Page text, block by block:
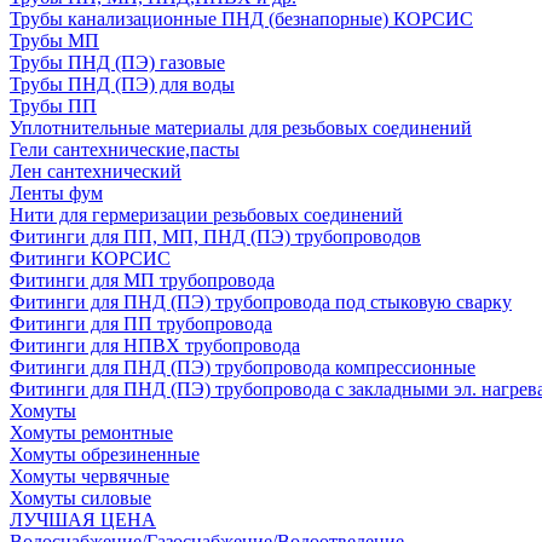
Трубы канализационные ПНД (безнапорные) КОРСИС
Трубы МП
Трубы ПНД (ПЭ) газовые
Трубы ПНД (ПЭ) для воды
Трубы ПП
Уплотнительные материалы для резьбовых соединений
Гели сантехнические,пасты
Лен сантехнический
Ленты фум
Нити для гермеризации резьбовых соединений
Фитинги для ПП, МП, ПНД (ПЭ) трубопроводов
Фитинги КОРСИС
Фитинги для МП трубопровода
Фитинги для ПНД (ПЭ) трубопровода под стыковую сварку
Фитинги для ПП трубопровода
Фитинги для НПВХ трубопровода
Фитинги для ПНД (ПЭ) трубопровода компрессионные
Фитинги для ПНД (ПЭ) трубопровода с закладными эл.
Хомуты
Хомуты ремонтные
Хомуты обрезиненные
Хомуты червячные
Хомуты силовые
ЛУЧШАЯ ЦЕНА